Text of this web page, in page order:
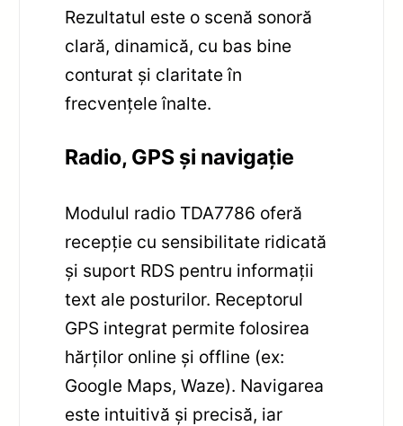
Rezultatul este o scenă sonoră
clară, dinamică, cu bas bine
conturat și claritate în
frecvențele înalte.
Radio, GPS și navigație
Modulul radio TDA7786 oferă
recepție cu sensibilitate ridicată
și suport RDS pentru informații
text ale posturilor. Receptorul
GPS integrat permite folosirea
hărților online și offline (ex:
Google Maps, Waze). Navigarea
este intuitivă și precisă, iar